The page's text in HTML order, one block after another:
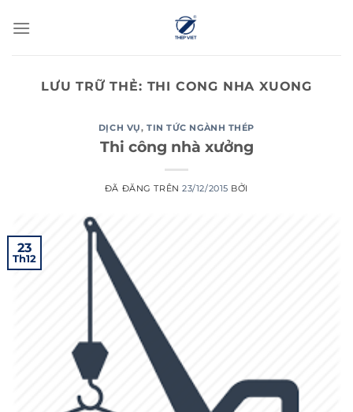
đến
LƯU TRỮ THẺ: THI CONG NHA XUONG
DỊCH VỤ, TIN TỨC NGÀNH THÉP
Thi công nhà xưởng
ĐÃ ĐĂNG TRÊN23/12/2015 BỞI
23
Th12